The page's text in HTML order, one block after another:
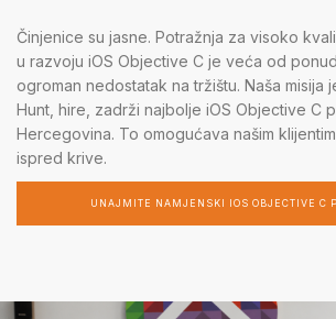
Činjenice su jasne. Potražnja za visoko
u razvoju iOS Objective C je veća od
ogroman nedostatak na tržištu. Naša misija
Hunt, hire, zadrži najbolje iOS Objective C
Hercegovina. To omogućava našim
ispred krive.
UNAJMITE NAMJENSKI IOS OBJECTIVE C